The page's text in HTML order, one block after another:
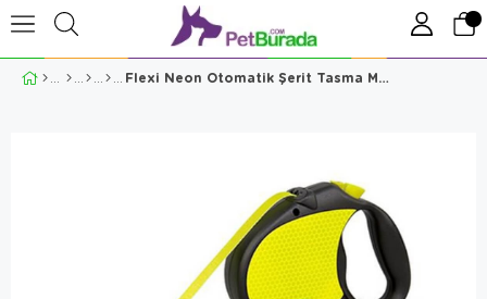
Flexi Neon Otomatik Şerit Tasma Medium 5 Mt 25 kg Sarı